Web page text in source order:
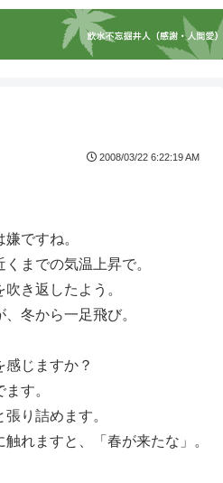
2008/03/22 6:22:19 AM
ですね。
までの気温上昇で。
き返したよう。
冬から一足飛び。
じますか？
す。
り詰めます。
れますと、「春が来たな」。